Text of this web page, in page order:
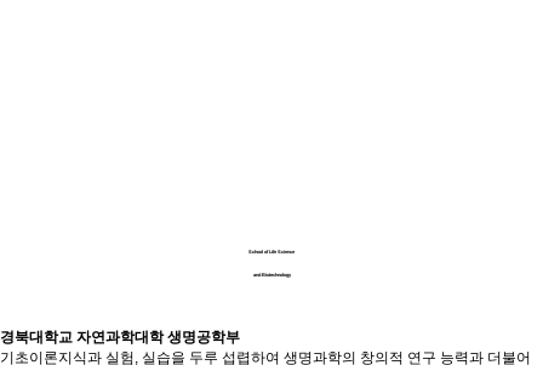
School of Life Science
and Biotechnology
경북대학교 자연과학대학 생명공학부
기초이론지식과 실험, 실습을 두루 섭렵하여 생명과학의 창의적 연구 능력과 더불어